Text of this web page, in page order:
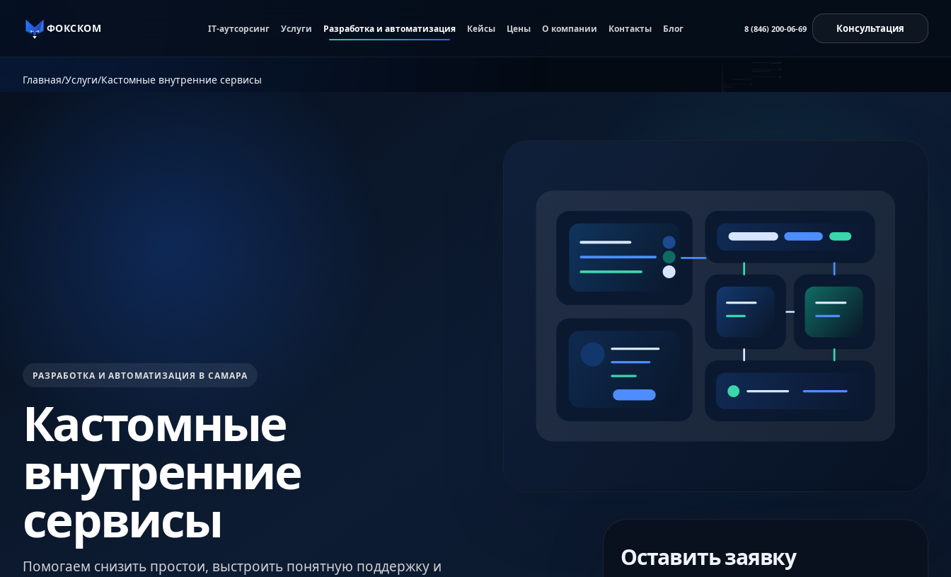
ФОКСКОМ IT-аутсорсинг Услуги Разработка и автоматизация Кейсы Цены О компании Контакты Блог 8 (846) 200-06-69 Консультация
Главная/Услуги/Кастомные внутренние сервисы
РАЗРАБОТКА И АВТОМАТИЗАЦИЯ В САМАРА
Кастомные
внутренние
сервисы
Помогаем снизить простои, выстроить понятную поддержку и
Оставить заявку